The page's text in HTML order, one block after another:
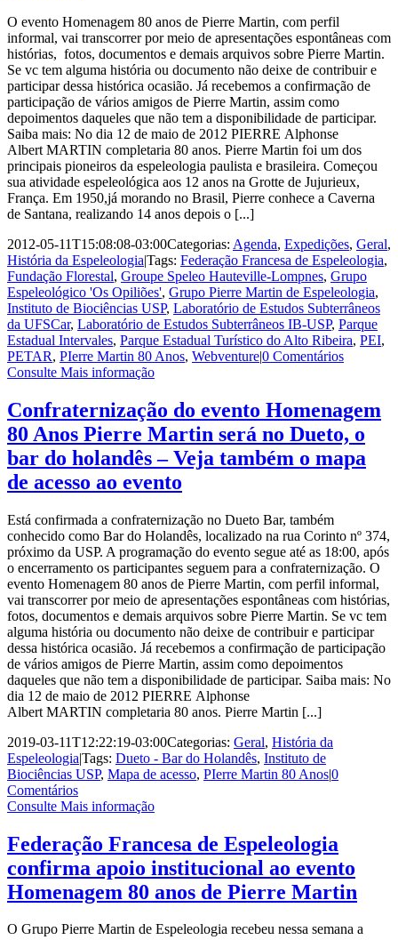
O evento Homenagem 80 anos de Pierre Martin, com perfil
informal, vai transcorrer por meio de apresentações espontâneas com
histórias, fotos, documentos e demais arquivos sobre Pierre Martin.
Se vc tem alguma história ou documento não deixe de contribuir e
participar dessa histórica ocasião. Já recebemos a confirmação de
participação de vários amigos de Pierre Martin, assim como
depoimentos daqueles que não tem a disponibilidade de participar.
Saiba mais: No dia 12 de maio de 2012 PIERRE Alphonse
Albert MARTIN completaria 80 anos. Pierre Martin foi um dos
principais pioneiros da espeleologia paulista e brasileira. Começou
sua atividade espeleológica aos 12 anos na Grotte de Jujurieux,
França. Em 1950,já morando no Brasil, Pierre conhece a Caverna
de Santana, realizando 14 anos depois o [...]
2012-05-11T15:08:08-03:00Categorias: Agenda, Expedições, Geral,
História da Espeleologia|Tags: Federação Francesa de Espeleologia,
Fundação Florestal, Groupe Speleo Hauteville-Lompnes, Grupo
Espeleológico 'Os Opiliões', Grupo Pierre Martin de Espeleologia,
Instituto de Biociências USP, Laboratório de Estudos Subterrâneos
da UFSCar, Laboratório de Estudos Subterrâneos IB-USP, Parque
Estadual Intervales, Parque Estadual Turístico do Alto Ribeira, PEI,
PETAR, PIerre Martin 80 Anos, Webventure|0 Comentários
Consulte Mais informação
Confraternização do evento Homenagem
80 Anos Pierre Martin será no Dueto, o
bar do holandês – Veja também o mapa
de acesso ao evento
Está confirmada a confraternização no Dueto Bar, também
conhecido como Bar do Holandês, localizado na rua Corinto nº 374,
próximo da USP. A programação do evento segue até as 18:00, após
o encerramento os participantes seguem para a confraternização. O
evento Homenagem 80 anos de Pierre Martin, com perfil informal,
vai transcorrer por meio de apresentações espontâneas com histórias,
fotos, documentos e demais arquivos sobre Pierre Martin. Se vc tem
alguma história ou documento não deixe de contribuir e participar
dessa histórica ocasião. Já recebemos a confirmação de participação
de vários amigos de Pierre Martin, assim como depoimentos
daqueles que não tem a disponibilidade de participar. Saiba mais: No
dia 12 de maio de 2012 PIERRE Alphonse
Albert MARTIN completaria 80 anos. Pierre Martin [...]
2019-03-11T12:22:19-03:00Categorias: Geral, História da
Espeleologia|Tags: Dueto - Bar do Holandês, Instituto de
Biociências USP, Mapa de acesso, PIerre Martin 80 Anos|0
Comentários
Consulte Mais informação
Federação Francesa de Espeleologia
confirma apoio institucional ao evento
Homenagem 80 anos de Pierre Martin
O Grupo Pierre Martin de Espeleologia recebeu nessa semana a